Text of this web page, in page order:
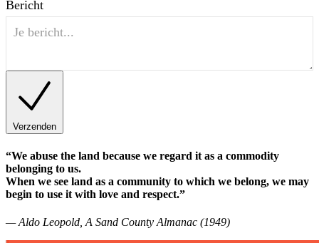
Bericht
Verzenden
“We abuse the land because we regard it as a commodity
belonging to us.
When we see land as a community to which we belong, we may
begin to use it with love and respect.”
— Aldo Leopold, A Sand County Almanac (1949)